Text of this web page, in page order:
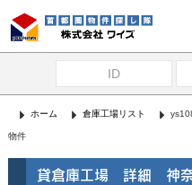
ホーム 倉庫工場リスト
物件
貸倉庫工場 詳細 神